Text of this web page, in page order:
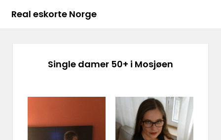
Real eskorte Norge
Single damer 50+ i Mosjøen